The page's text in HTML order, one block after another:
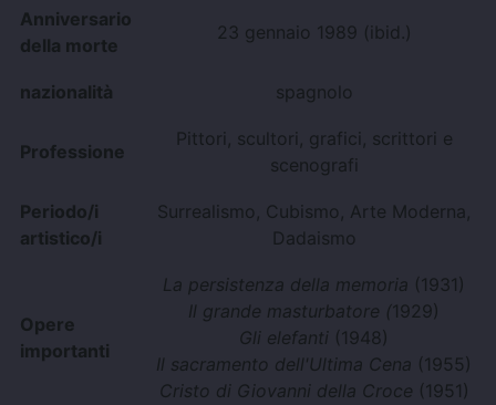
Anniversario
della morte
23 gennaio 1989 (ibid.)
nazionalità spagnolo
Professione
Pittori, scultori, grafici, scrittori e
scenografi
Periodo/i
artistico/i
Surrealismo, Cubismo, Arte Moderna,
Dadaismo
Opere
importanti
La persistenza della memoria (1931)
Il grande masturbatore (1929)
Gli elefanti (1948)
Il sacramento dell'Ultima Cena (1955)
Cristo di Giovanni della Croce (1951)